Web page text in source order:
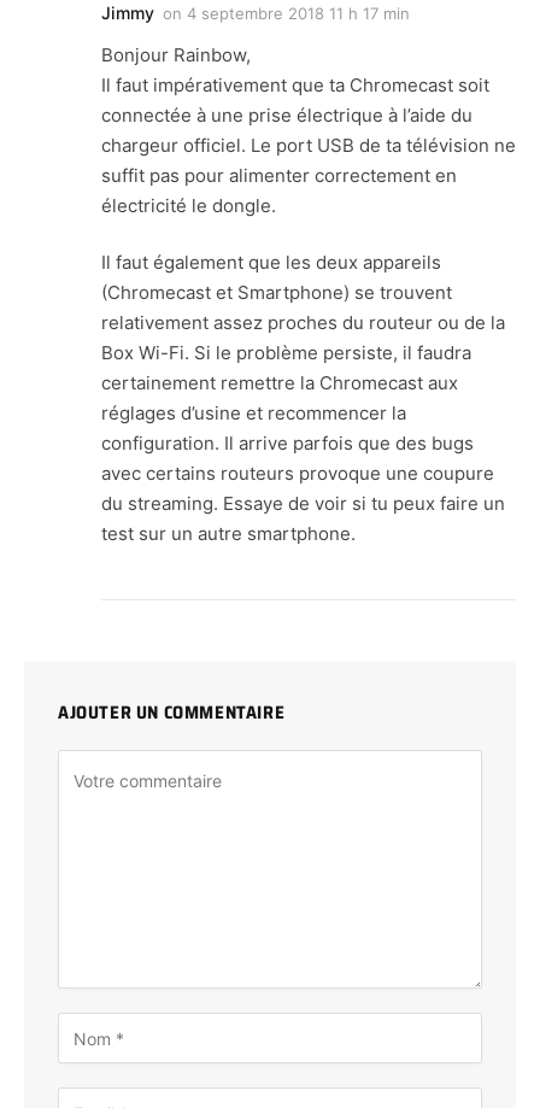
Jimmy on 4 septembre 2018 11 h 17 min
Bonjour Rainbow,
Il faut impérativement que ta Chromecast soit
connectée à une prise électrique à l’aide du
chargeur officiel. Le port USB de ta télévision ne
suffit pas pour alimenter correctement en
électricité le dongle.
Il faut également que les deux appareils
(Chromecast et Smartphone) se trouvent
relativement assez proches du routeur ou de la
Box Wi-Fi. Si le problème persiste, il faudra
certainement remettre la Chromecast aux
réglages d’usine et recommencer la
configuration. Il arrive parfois que des bugs
avec certains routeurs provoque une coupure
du streaming. Essaye de voir si tu peux faire un
test sur un autre smartphone.
AJOUTER UN COMMENTAIRE